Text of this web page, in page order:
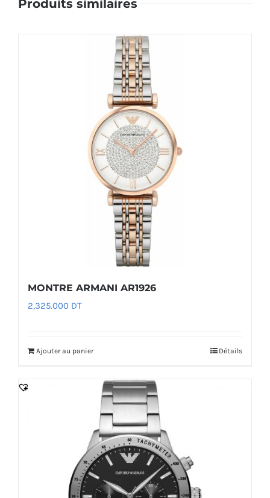
Produits similaires
MONTRE ARMANI AR1926
2,325.000 DT
Ajouter au panier Détails